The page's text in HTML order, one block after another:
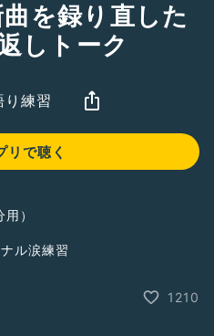
を録り直した
しトーク
り練習
リで聴く
用）
ル涙練習
1210